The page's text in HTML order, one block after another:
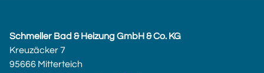
Schmeller Bad & Heizung GmbH & Co. KG
Kreuzäcker 7
95666 Mitterteich